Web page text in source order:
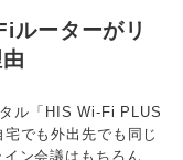
ルーターがリ
ル「HIS Wi-Fi PLUS
でも外出先でも同じ
ン会議はもちろん、